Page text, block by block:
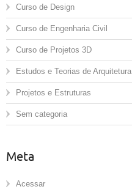
Curso de Design
Curso de Engenharia Civil
Curso de Projetos 3D
Estudos e Teorias de Arquitetura
Projetos e Estruturas
Sem categoria
Meta
Acessar